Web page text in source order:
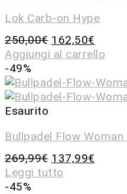
Lok Carb-on Hype
250,00€ 162,50€
Aggiungi al carrello
-49%
Esaurito
Bullpadel Flow Woman
269,99€ 137,99€
Leggi tutto
-45%